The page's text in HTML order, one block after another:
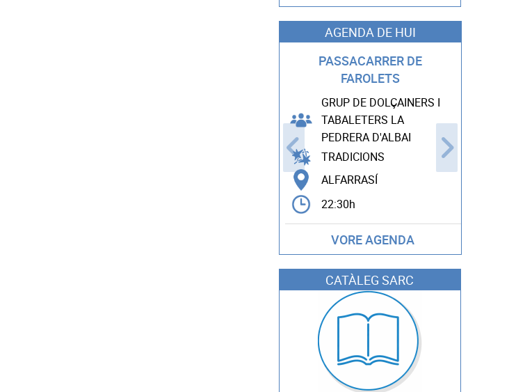
AGENDA DE HUI
PASSACARRER DE
FAROLETS
GRUP DE DOLÇAINERS I
TABALETERS LA
PEDRERA D'ALBAI
TRADICIONS
ALFARRASÍ
22:30h
VORE AGENDA
CATÀLEG SARC